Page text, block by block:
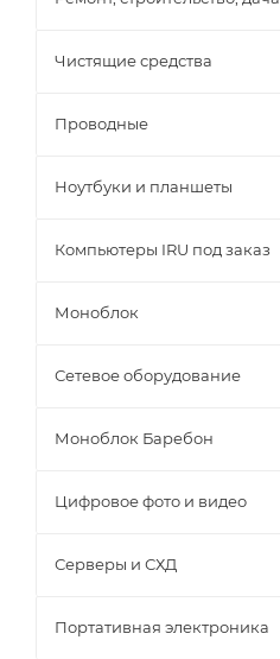
Чистящие средства
Проводные
Ноутбуки и планшеты
Компьютеры IRU под заказ
Моноблок
Сетевое оборудование
Моноблок Баребон
Цифровое фото и видео
Серверы и СХД
Портативная электроника